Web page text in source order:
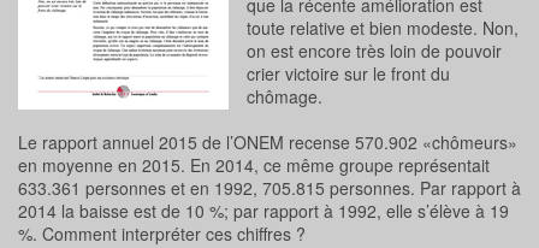
que la récente amélioration est
toute relative et bien modeste. Non,
on est encore très loin de pouvoir
crier victoire sur le front du
chômage.
Le rapport annuel 2015 de l’ONEM recense 570.902 «chômeurs»
en moyenne en 2015. En 2014, ce même groupe représentait
633.361 personnes et en 1992, 705.815 personnes. Par rapport à
2014 la baisse est de 10 %; par rapport à 1992, elle s’élève à 19
%. Comment interpréter ces chiffres ?